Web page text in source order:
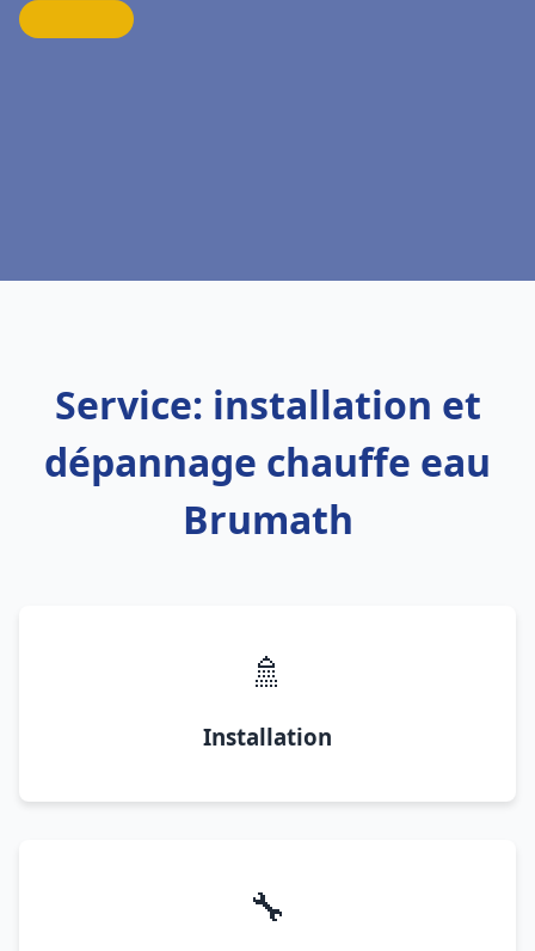
Service: installation et
dépannage chauffe eau
Brumath
🚿
Installation
🔧